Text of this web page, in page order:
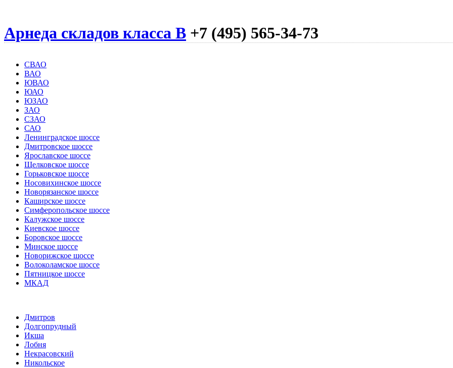
Арнеда складов класса B +7 (495) 565-34-73
СВАО
ВАО
ЮВАО
ЮАО
ЮЗАО
ЗАО
СЗАО
САО
Ленинградское шоссе
Дмитровское шоссе
Ярославское шоссе
Щелковское шоссе
Горьковское шоссе
Носовихинское шоссе
Новорязанское шоссе
Каширское шоссе
Симферопольское шоссе
Калужское шоссе
Киевское шоссе
Боровское шоссе
Минское шоссе
Новорижское шоссе
Волоколамское шоссе
Пятницкое шоссе
МКАД
Дмитров
Долгопрудный
Икша
Лобня
Некрасовский
Никольское